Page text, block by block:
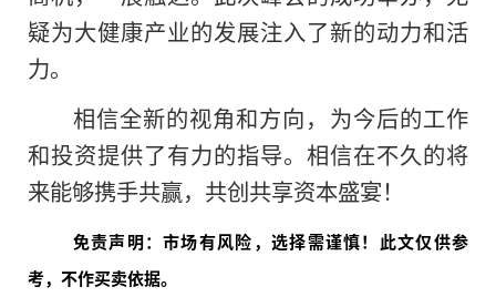
疑为大健康产业的发展注入了新的动力和活
力。
相信全新的视角和方向，为今后的工作
和投资提供了有力的指导。相信在不久的将
来能够携手共赢，共创共享资本盛宴！
免责声明：市场有风险，选择需谨慎！此文仅供参
考，不作买卖依据。